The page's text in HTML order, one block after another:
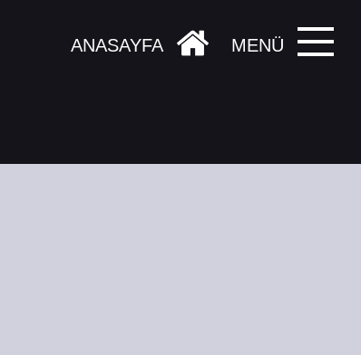
MENÜ
ANASAYFA